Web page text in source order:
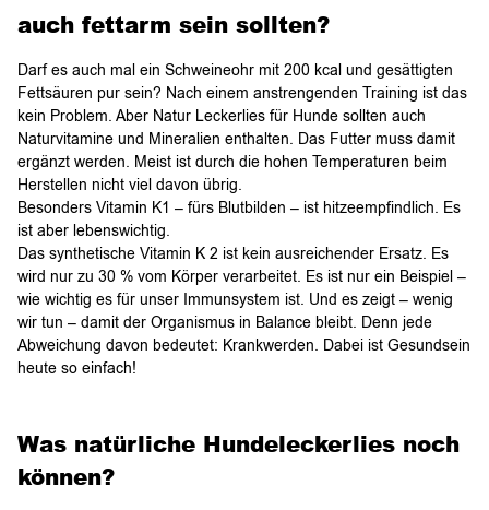
auch fettarm sein sollten?
Darf es auch mal ein Schweineohr mit 200 kcal und gesättigten
Fettsäuren pur sein? Nach einem anstrengenden Training ist das
kein Problem. Aber Natur Leckerlies für Hunde sollten auch
Naturvitamine und Mineralien enthalten. Das Futter muss damit
ergänzt werden. Meist ist durch die hohen Temperaturen beim
Herstellen nicht viel davon übrig.
Besonders Vitamin K1 – fürs Blutbilden – ist hitzeempfindlich. Es
ist aber lebenswichtig.
Das synthetische Vitamin K 2 ist kein ausreichender Ersatz. Es
wird nur zu 30 % vom Körper verarbeitet. Es ist nur ein Beispiel –
wie wichtig es für unser Immunsystem ist. Und es zeigt – wenig
wir tun – damit der Organismus in Balance bleibt. Denn jede
Abweichung davon bedeutet: Krankwerden. Dabei ist Gesundsein
heute so einfach!
Was natürliche Hundeleckerlies noch
können?